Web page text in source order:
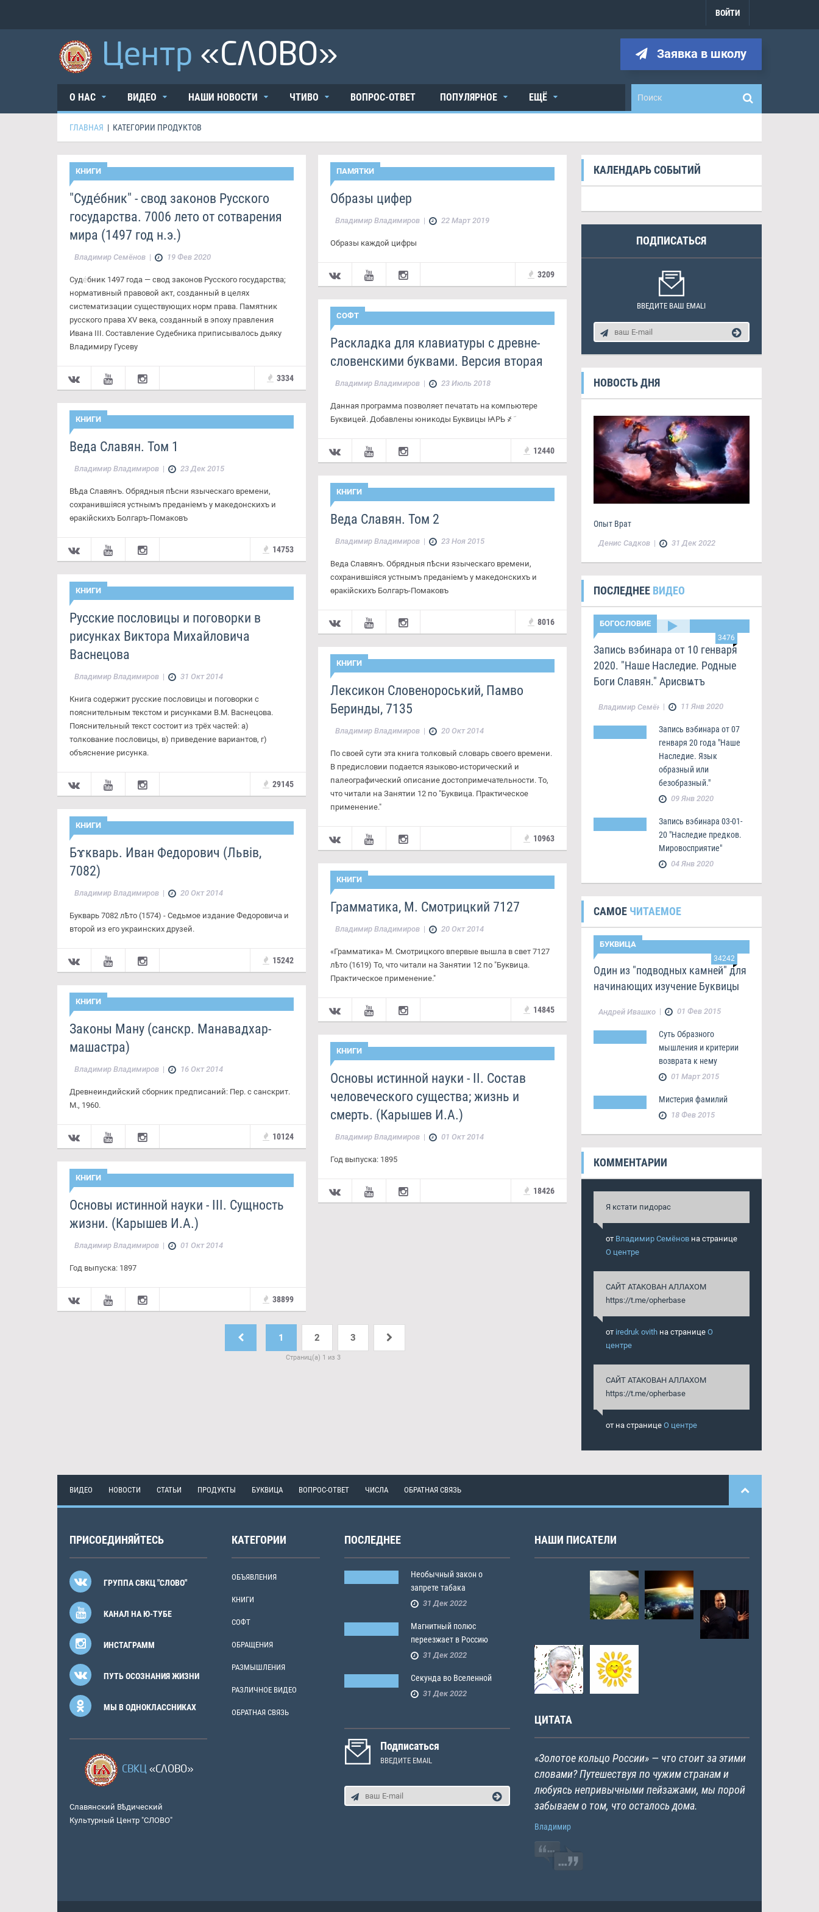
ВОЙТИ
Центр «СЛОВО» Заявка в школу
О НАС ВИДЕО НАШИ НОВОСТИ ЧТИВО ВОПРОС-ОТВЕТ ПОПУЛЯРНОЕ ЕЩЁ
ГЛАВНАЯ | КАТЕГОРИИ ПРОДУКТОВ
КНИГИ
"Суде́бник" - свод законов Русского
государства. 7006 лето от сотварения
мира (1497 год н.э.)
Владимир Семёнов | 19 Фев 2020
Суде́бник 1497 года — свод законов Русского государства;
нормативный правовой акт, созданный в целях
систематизации существующих норм права. Памятник
русского права XV века, созданный в эпоху правления
Ивана III. Составление Судебника приписывалось дьяку
Владимиру Гусеву
3334
ПАМЯТКИ
Образы цифер
Владимир Владимиров | 22 Март 2019
Образы каждой цифры
3209
СОФТ
Раскладка для клавиатуры с древне-
словенскими буквами. Версия вторая
Владимир Владимиров | 23 Июль 2018
Данная программа позволяет печатать на компьютере
Буквицей. Добавлены юникоды Буквицы ꙖРЬ ҂ ҃
12440
КНИГИ
Веда Славян. Том 1
Владимир Владимиров | 23 Дек 2015
Вѣда Славянъ. Обрядныя пѣсни языческаго времени,
сохранившiяся устнымъ преданiемъ у македонскихъ и
ѳракiйскихъ Болгаръ-Помаковъ
14753
КНИГИ
Веда Славян. Том 2
Владимир Владимиров | 23 Ноя 2015
Веда Славянъ. Обрядныя пѣсни языческаго времени,
сохранившiяся устнымъ преданiемъ у македонскихъ и
өракiйскихъ Болгаръ-Помаковъ
8016
КНИГИ
Русские пословицы и поговорки в
рисунках Виктора Михайловича
Васнецова
Владимир Владимиров | 31 Окт 2014
Книга содержит русские пословицы и поговорки с
пояснительным текстом и рисунками В.М. Васнецова.
Пояснительный текст состоит из трёх частей: а)
толкование пословицы, в) приведение вариантов, г)
объяснение рисунка.
29145
КНИГИ
Лексикон Словенороський, Памво
Беринды, 7135
Владимир Владимиров | 20 Окт 2014
По своей сути эта книга толковый словарь своего времени.
В предисловии подается языково-исторический и
палеографический описание достопримечательности. То,
что читали на Занятии 12 по "Буквица. Практическое
применение."
10963
КНИГИ
Бɤкварь. Иван Федорович (Львів,
7082)
Владимир Владимиров | 20 Окт 2014
Букварь 7082 лѣто (1574) - Седьмое издание Федоровича и
второй из его украинских друзей.
15242
КНИГИ
Грамматика, М. Смотрицкий 7127
Владимир Владимиров | 20 Окт 2014
«Грамматика» М. Смотрицкого впервые вышла в свет 7127
лѣто (1619) То, что читали на Занятии 12 по "Буквица.
Практическое применение."
14845
КНИГИ
Законы Ману (санскр. Манавадхар-
машастра)
Владимир Владимиров | 16 Окт 2014
Древнеиндийский сборник предписаний: Пер. с санскрит.
М., 1960.
10124
КНИГИ
Основы истинной науки - II. Состав
человеческого существа; жизнь и
смерть. (Карышев И.А.)
Владимир Владимиров | 01 Окт 2014
Год выпуска: 1895
18426
КНИГИ
Основы истинной науки - III. Сущность
жизни. (Карышев И.А.)
Владимир Владимиров | 01 Окт 2014
Год выпуска: 1897
38899
1 2 3
Страниц(а) 1 из 3
КАЛЕНДАРЬ СОБЫТИЙ
ПОДПИСАТЬСЯ
ВВЕДИТЕ ВАШ EMALI
НОВОСТЬ ДНЯ
Опыт Врат
Денис Садков| 31 Дек 2022
ПОСЛЕДНЕЕ ВИДЕО
3476
БОГОСЛОВИЕ
Запись вэбинара от 10 генваря
2020. "Наше Наследие. Родные
Боги Славян." Арисвѩтъ
Владимир Семёнов
| 11 Янв 2020
Запись вэбинара от 07
генваря 20 года "Наше
Наследие. Язык
образный или
безобразный."
09 Янв 2020
Запись вэбинара 03-01-
20 "Наследие предков.
Мировосприятие"
04 Янв 2020
САМОЕ ЧИТАЕМОЕ
34242
БУКВИЦА
Один из "подводных камней" для
начинающих изучение Буквицы
Андрей Ивашко| 01 Фев 2015
Суть Образного
мышления и критерии
возврата к нему
01 Март 2015
Мистерия фамилий
18 Фев 2015
КОММЕНТАРИИ
Я кстати пидорас
от Владимир Семёновна странице
О центре
САЙТ АТАКОВАН АЛЛАХОМ
https://t.me/opherbase
от iredruk ovithна странице О
центре
САЙТ АТАКОВАН АЛЛАХОМ
https://t.me/opherbase
от на странице О центре
ВИДЕО НОВОСТИ СТАТЬИ ПРОДУКТЫ БУКВИЦА ВОПРОС-ОТВЕТ ЧИСЛА ОБРАТНАЯ СВЯЗЬ
ПРИСОЕДИНЯЙТЕСЬ
ГРУППА СВКЦ "СЛОВО"
КАНАЛ НА Ю-ТУБЕ
ИНСТАГРАММ
ПУТЬ ОСОЗНАНИЯ ЖИЗНИ
МЫ В ОДНОКЛАССНИКАХ
СВКЦ «СЛОВО»
Славянский Вѣдический
Культурный Центр "СЛОВО"
КАТЕГОРИИ
ОБЪЯВЛЕНИЯ
КНИГИ
СОФТ
ОБРАЩЕНИЯ
РАЗМЫШЛЕНИЯ
РАЗЛИЧНОЕ ВИДЕО
ОБРАТНАЯ СВЯЗЬ
ПОСЛЕДНЕЕ
Необычный закон о
запрете табака
31 Дек 2022
Магнитный полюс
переезжает в Россию
31 Дек 2022
Секунда во Вселенной
31 Дек 2022
Подписаться
ВВЕДИТЕ EMAIL
НАШИ ПИСАТЕЛИ
ЦИТАТА
«Золотое кольцо России» — что стоит за этими
словами? Путешествуя по чужим странам и
любуясь непривычными пейзажами, мы порой
забываем о том, что осталось дома.
Владимир